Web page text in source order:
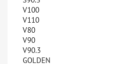
V100
V110
V80
V90
V90.3
GOLDEN